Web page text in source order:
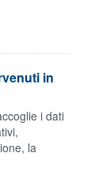
in
i dati
la